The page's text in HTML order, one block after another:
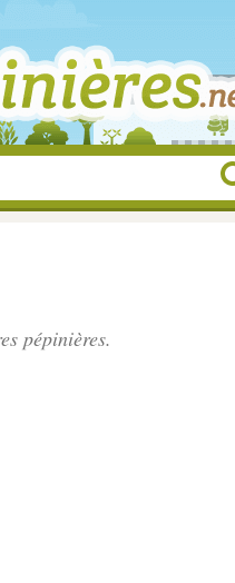
pépinières.